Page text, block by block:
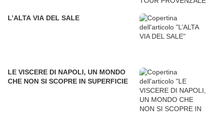
L’ALTA VIA DEL SALE
LE VISCERE DI NAPOLI, UN MONDO
CHE NON SI SCOPRE IN SUPERFICIE